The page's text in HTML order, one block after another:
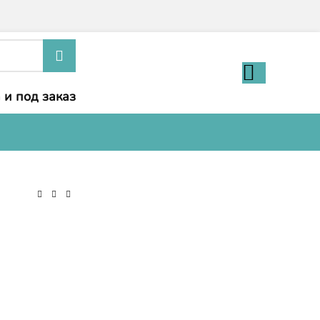
под заказ